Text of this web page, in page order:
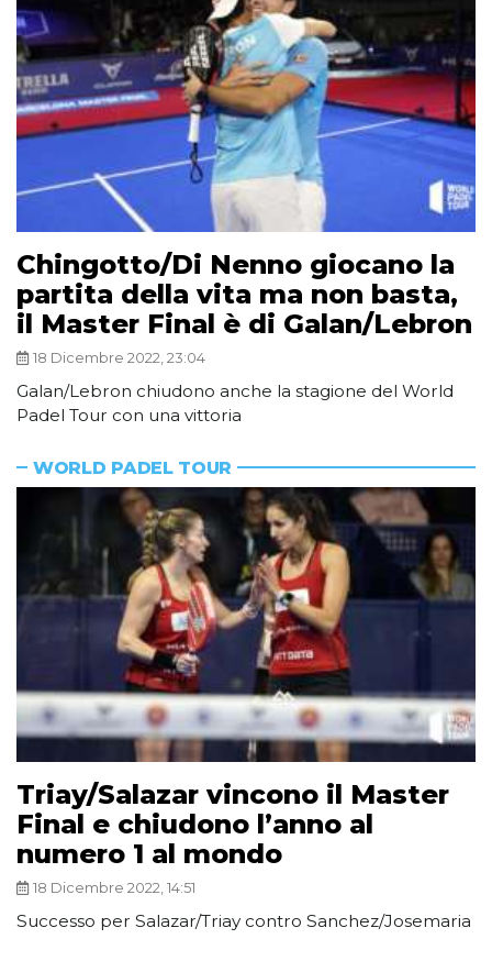
Chingotto/Di Nenno giocano la
partita della vita ma non basta,
il Master Final è di Galan/Lebron
18 Dicembre 2022, 23:04
Galan/Lebron chiudono anche la stagione del World
Padel Tour con una vittoria
WORLD PADEL TOUR
Triay/Salazar vincono il Master
Final e chiudono l’anno al
numero 1 al mondo
18 Dicembre 2022, 14:51
Successo per Salazar/Triay contro Sanchez/Josemaria